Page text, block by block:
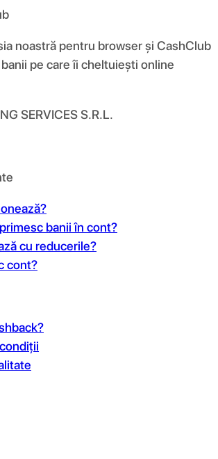
noastră pentru browser și CashClub
pe care îi cheltuiești online
SERVICES S.R.L.
banii în cont?
cu reducerile?
cont?